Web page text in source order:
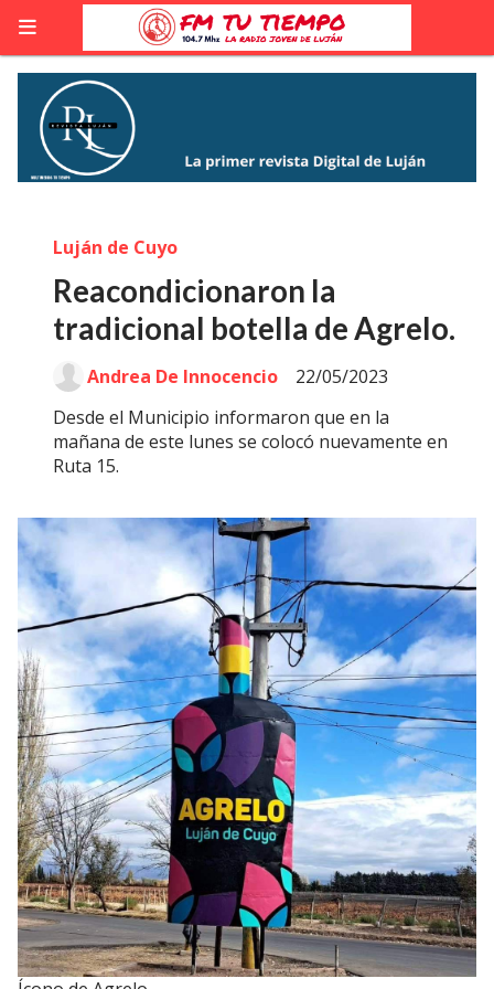
Reacondicionaron la
tradicional botella de Agrelo.
Desde el Municipio informaron que en la
mañana de este lunes se colocó nuevamente en
Ruta 15.
Luján de Cuyo
22/05/2023
Andrea De Innocencio